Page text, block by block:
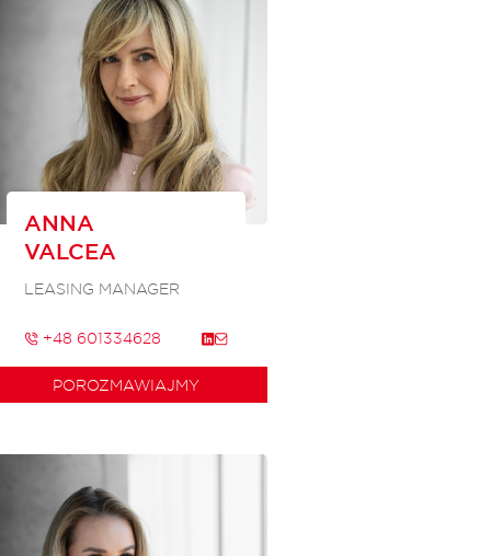
ANNA
VALCEA
LEASING MANAGER
+48 601334628
POROZMAWIAJMY